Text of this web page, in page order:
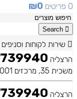
0 פריטים
₪0
Search
שירות לקוחות וסניפים
הרצליה 09-7739940 שלוחה
משכית 35, מרכזים 2001 (כניסה D)
הרצליה